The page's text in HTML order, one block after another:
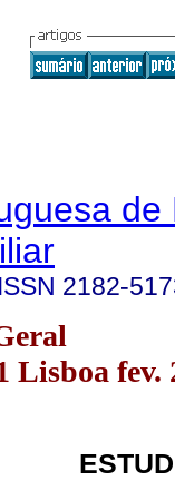
de
ISSN 2182-
Lisboa fev.